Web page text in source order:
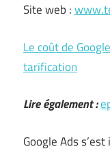
Site web :
Le coût de
tarification
Lire également :
Google Ads